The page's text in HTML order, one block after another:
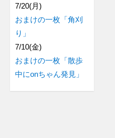
7/20(月)
おまけの一枚「角刈
り」
7/10(金)
おまけの一枚「散歩
中にonちゃん発見」